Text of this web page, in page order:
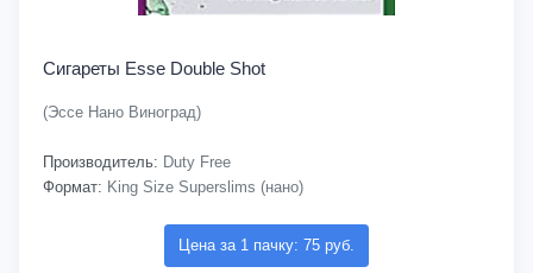
Сигареты Esse Double Shot
(Эссе Нано Виноград)
Производитель: Duty Free
Формат: King Size Superslims (нано)
Цена за 1 пачку: 75 руб.